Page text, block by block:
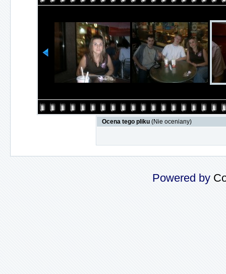
Ocena tego pliku (Nie oceniany)
Powered by